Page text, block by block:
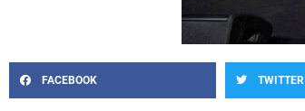
FACEBOOK TWITTER